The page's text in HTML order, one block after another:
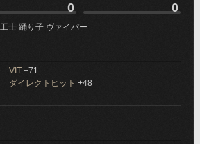
0 0
士 踊り子 ヴァイパー
VIT +71
ダイレクトヒット +48